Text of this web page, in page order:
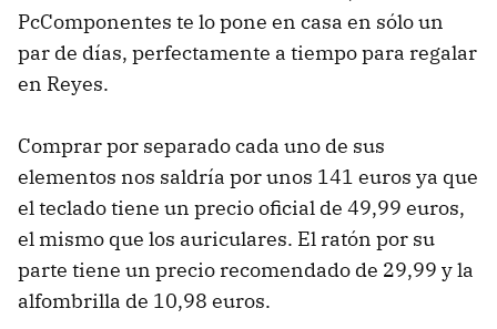
PcComponentes te lo pone en casa en sólo un
par de días, perfectamente a tiempo para regalar
en Reyes.
Comprar por separado cada uno de sus
elementos nos saldría por unos 141 euros ya que
el teclado tiene un precio oficial de 49,99 euros,
el mismo que los auriculares. El ratón por su
parte tiene un precio recomendado de 29,99 y la
alfombrilla de 10,98 euros.